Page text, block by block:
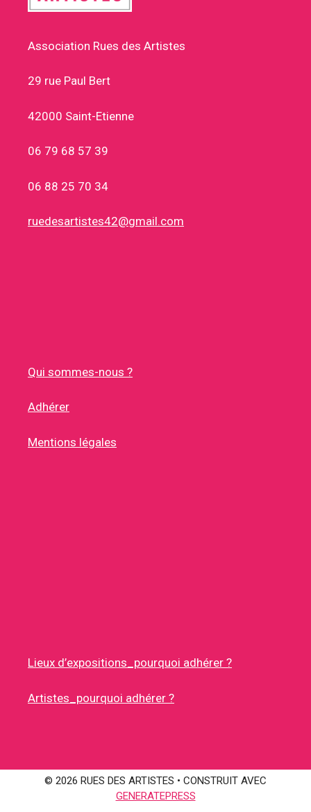
Association Rues des Artistes
29 rue Paul Bert
42000 Saint-Etienne
06 79 68 57 39
06 88 25 70 34
ruedesartistes42@gmail.com
Qui sommes-nous ?
Adhérer
Mentions légales
Lieux d’expositions_pourquoi adhérer ?
Artistes_pourquoi adhérer ?
© 2026 RUES DES ARTISTES • CONSTRUIT AVEC
GENERATEPRESS